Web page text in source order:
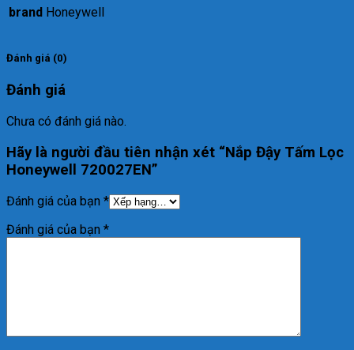
brand Honeywell
Đánh giá (0)
Đánh giá
Chưa có đánh giá nào.
Hãy là người đầu tiên nhận xét “Nắp Đậy Tấm Lọc
Honeywell 720027EN”
Đánh giá của bạn *
Đánh giá của bạn *